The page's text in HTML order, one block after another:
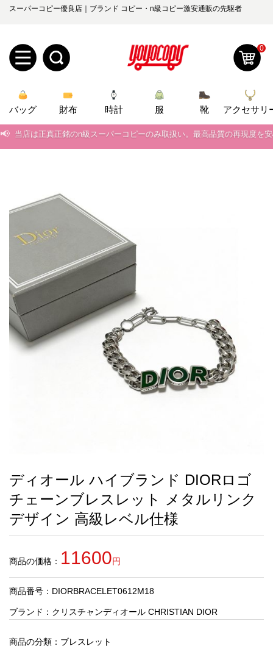
スーパーコピー優良店｜ブランド コピー・n級コピー激安通販の先駆者
規
ユ
録
ロ
グ
ー
管
理
ら
せ
yoyocopys@gmail.com
2026人気特集
バッグ
財布
時計
ズボン
衣装セット
住まい用品
アクセサリー
ベルト
スカーフ
アイフォーンケ
小物
お
す
す
め
商
人
気
商
0
バッグ 財布 時計 服 靴
アクセサリ
📢 当店は正真正銘のn級スーパーコピーのみ取扱い。最高品質の再現度を
📢 2026春の新作続々更新中！期間中のご注文でお得な割引をご利用いただ
当店は正真正銘のn級スーパーコピーのみ取扱い。最高品質の再現度を
2026春の新作続々更新中！期間中のご注文でお得な割引をご利用いただ
新作入荷！ルイ・ヴィトンスーパーコピー バッグ最新モデルが登場。
ディオール ハイブランド DIORロゴ
チェーンブレスレット メタルリンク
デザイン 高級レベル仕様
商品の価格： 11600円
商品番号：DIORBRACELET0612M18
ブランド： クリスチャンディオール CHRISTIAN DIOR
商品の分類： ブレスレット